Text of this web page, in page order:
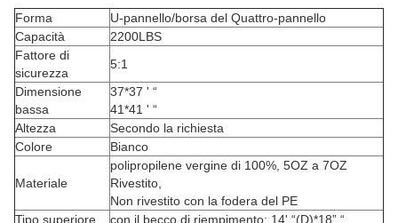
Forma
U-pannello/borsa del Quattro-pannello
Capacità
2200LBS
Fattore di
sicurezza
5:1
Dimensione
bassa
37*37 ' “
41*41 ' “
Altezza
Secondo la richiesta
Colore
Bianco
Materiale
polipropilene vergine di 100%, 5OZ a 7OZ
Rivestito,
Non rivestito con la fodera del PE
Tipo superiore
con il becco di riempimento: 14' “(D)*18” “,